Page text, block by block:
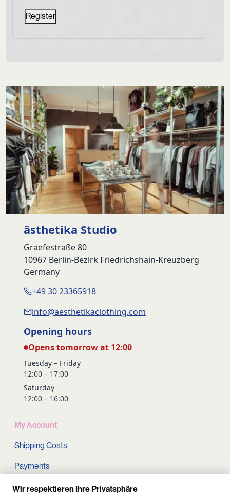
Register
ästhetika Studio
Graefestraße 80
10967 Berlin-Bezirk Friedrichshain-Kreuzberg
Germany
+49 30 23365918
info@aesthetikaclothing.com
Opening hours
Opens tomorrow at 12:00
Tuesday – Friday
12:00 – 17:00
Saturday
12:00 – 16:00
My Account
Shipping Costs
Payments
Terms and conditions
Wir respektieren Ihre Privatsphäre